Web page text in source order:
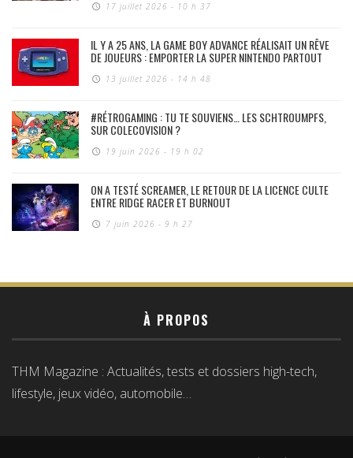
17 juillet 2026 - 10 h 37
IL Y A 25 ANS, LA GAME BOY ADVANCE RÉALISAIT UN RÊVE
DE JOUEURS : EMPORTER LA SUPER NINTENDO PARTOUT
13 juillet 2026 - 14 h 48
#RÉTROGAMING : TU TE SOUVIENS… LES SCHTROUMPFS,
SUR COLECOVISION ?
19 juin 2026 - 19 h 02
ON A TESTÉ SCREAMER, LE RETOUR DE LA LICENCE CULTE
ENTRE RIDGE RACER ET BURNOUT
7 juin 2026 - 9 h 27
À PROPOS
THM Magazine : Actualités, tests et dossiers high-tech,
lifestyle, jeux vidéo, automobile…